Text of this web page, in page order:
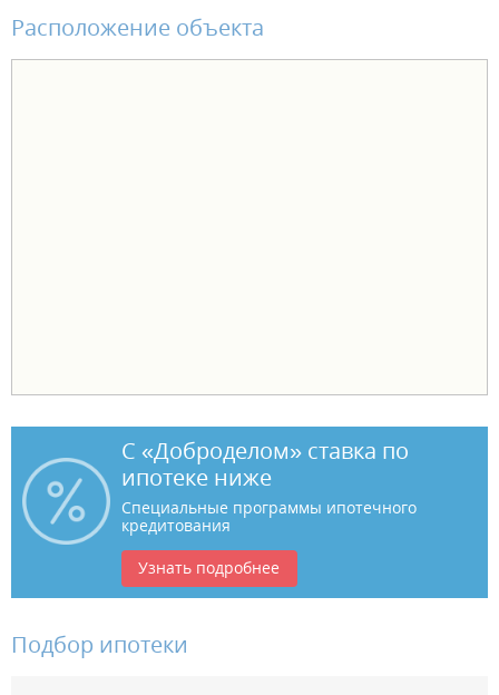
Расположение объекта
С «Доброделом» ставка по
ипотеке ниже
Специальные программы ипотечного
кредитования
Узнать подробнее
Подбор ипотеки